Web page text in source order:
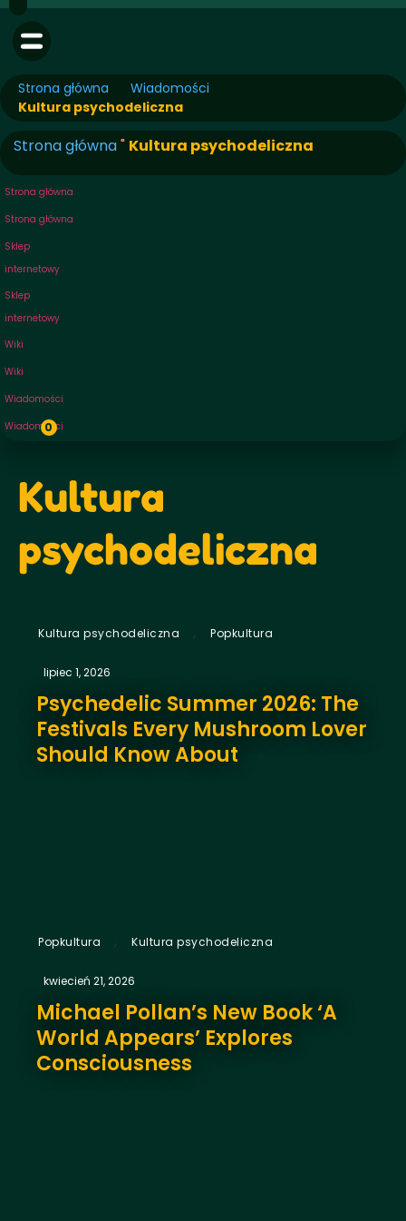
Strona główna
Wiadomości
Kultura psychodeliczna
Strona główna" Kultura psychodeliczna
Strona główna
Strona główna
Sklep
internetowy
Sklep
internetowy
Wiki
Wiki
Wiadomości
Wiadomości
0
Kultura
psychodeliczna
Kultura psychodeliczna , Popkultura
lipiec 1, 2026
Psychedelic Summer 2026: The
Festivals Every Mushroom Lover
Should Know About
Popkultura , Kultura psychodeliczna
kwiecień 21, 2026
Michael Pollan’s New Book ‘A
World Appears’ Explores
Consciousness